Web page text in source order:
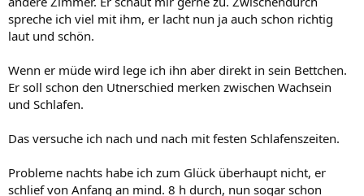
spreche ich viel mit ihm, er lacht nun ja auch schon richtig
laut und schön.
Wenn er müde wird lege ich ihn aber direkt in sein Bettchen.
Er soll schon den Utnerschied merken zwischen Wachsein
und Schlafen.
Das versuche ich nach und nach mit festen Schlafenszeiten.
Probleme nachts habe ich zum Glück überhaupt nicht, er
schlief von Anfang an mind. 8 h durch, nun sogar schon